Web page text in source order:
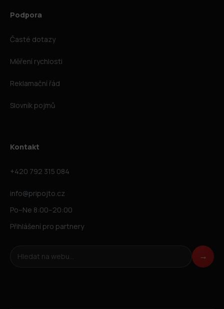
Podpora
Časté dotazy
Měření rychlosti
Reklamační řád
Slovník pojmů
Kontakt
+420 792 315 084
info@pripojto.cz
Po–Ne 8:00–20:00
Přihlášení pro partnery
Hledat na webu →